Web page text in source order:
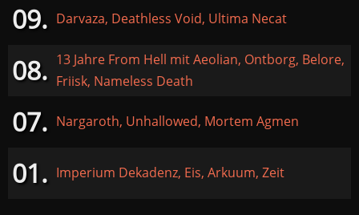
09. Darvaza, Deathless Void, Ultima Necat
08. 13 Jahre From Hell mit Aeolian, Ontborg, Belore,
Friisk, Nameless Death
07. Nargaroth, Unhallowed, Mortem Agmen
01. Imperium Dekadenz, Eis, Arkuum, Zeit